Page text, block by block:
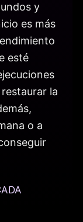
y
es más
esté
la
o a